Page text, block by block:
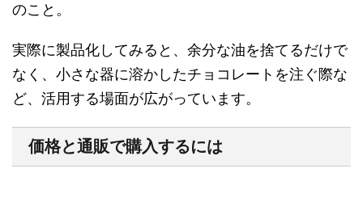
のこと。
実際に製品化してみると、余分な油を捨てるだけで
なく、小さな器に溶かしたチョコレートを注ぐ際な
ど、活用する場面が広がっています。
価格と通販で購入するには